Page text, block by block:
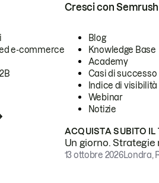
e-commerce
Cresci con Semrush
Blog
Knowledge Base
Academy
Casi di successo
Indice di visibilità
Webinar
Notizie
ACQUISTA SUBITO IL
Un giorno.
13 ottobre 2026Londra,